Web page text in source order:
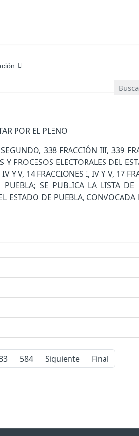
POR EL PLENO
338 FRACCIÓN III, 339
PROCESOS ELECTORALES DEL
Y V, 14 FRACCIONES I, IV Y V, 17
SE PUBLICA LA LISTA
ESTADO DE PUEBLA,
584 Siguiente Final